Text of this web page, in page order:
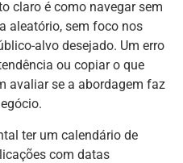
claro é como navegar sem
aleatório, sem foco nos
alvo desejado. Um erro
ou copiar o que
avaliar se a abordagem faz
ter um calendário de
com datas